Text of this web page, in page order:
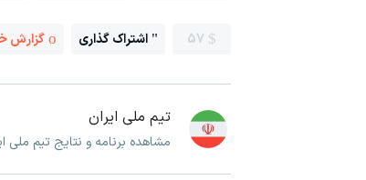
57 اشتراک گذاری گزارش
تیم ملی ایران
مشاهده برنامه و نتایج تیم ملی